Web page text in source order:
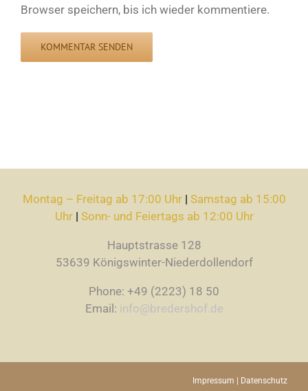
Browser speichern, bis ich wieder kommentiere.
Montag – Freitag ab 17:00 Uhr | Samstag ab 15:00
Uhr | Sonn- und Feiertags ab 12:00 Uhr
Hauptstrasse 128
53639 Königswinter-Niederdollendorf
Phone: +49 (2223) 18 50
Email: info@bredershof.de
Impressum | Datenschutz